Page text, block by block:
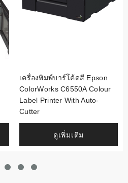
เครื่องพิมพ์บาร์โค้ดสี Epson
ColorWorks C6550A Colour
Label Printer With Auto-
Cutter
ดูเพิ่มเติม